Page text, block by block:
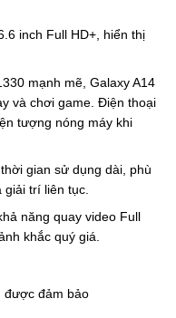
inch Full HD+, hiển thị
mạnh mẽ, Galaxy A14
và chơi game. Điện thoại
tượng nóng máy khi
gian sử dụng dài, phù
trí liên tục.
năng quay video Full
khắc quý giá.
được đảm bảo